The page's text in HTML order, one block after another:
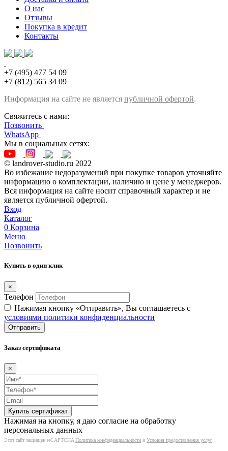
О нас
Отзывы
Покупка в кредит
Контакты
+7 (495) 477 54 09
+7 (812) 565 34 09
Информация на сайте не является публичной офертой.
Свяжитесь с нами:
Позвонить
WhatsApp
Мы в социальных сетях:
© landrover-studio.ru 2022
Во избежание недоразумений при покупке товаров уточняйте
информацию о комплектации, наличию и цене у менеджеров.
Вся информация на сайте носит справочный характер и не
является публичной офертой.
Вход
Каталог
0 Корзина
Меню
Позвонить
Купить в один клик
×
Телефон
Нажимая кнопку «Отправить», Вы соглашаетесь c
условиями политики конфиденциальности
Отправить
Заказ сертификата
×
Нажимая на кнопку, я даю согласие на обработку
персональных данных
Этот сайт защищен reCAPTCHA Политика конфиденциальности и Условия предоставления услуг